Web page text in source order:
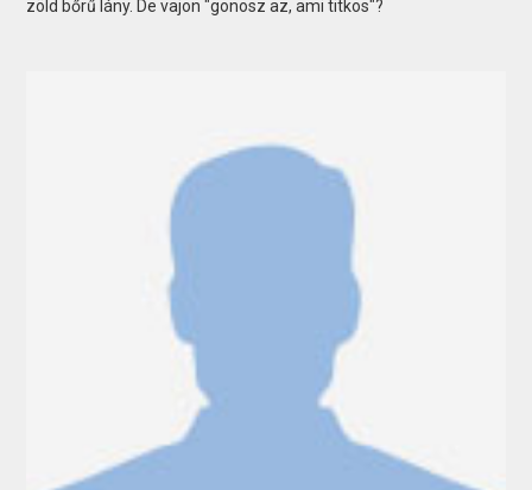
zöld bőrű lány. De vajon "gonosz az, ami titkos"?